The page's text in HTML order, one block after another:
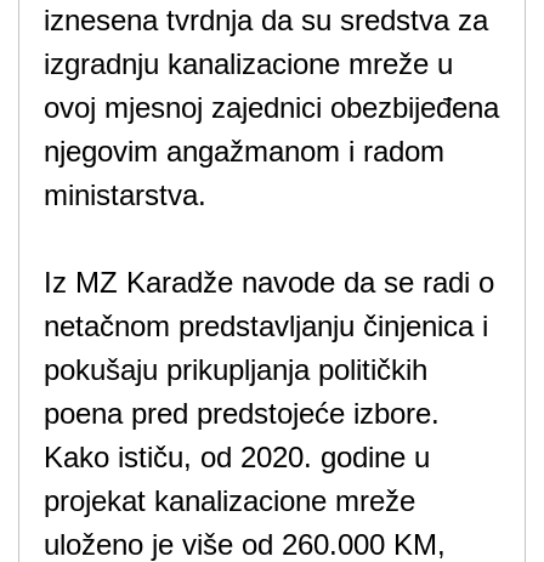
iznesena tvrdnja da su sredstva za
izgradnju kanalizacione mreže u
ovoj mjesnoj zajednici obezbijeđena
njegovim angažmanom i radom
ministarstva.
Iz MZ Karadže navode da se radi o
netačnom predstavljanju činjenica i
pokušaju prikupljanja političkih
poena pred predstojeće izbore.
Kako ističu, od 2020. godine u
projekat kanalizacione mreže
uloženo je više od 260.000 KM,